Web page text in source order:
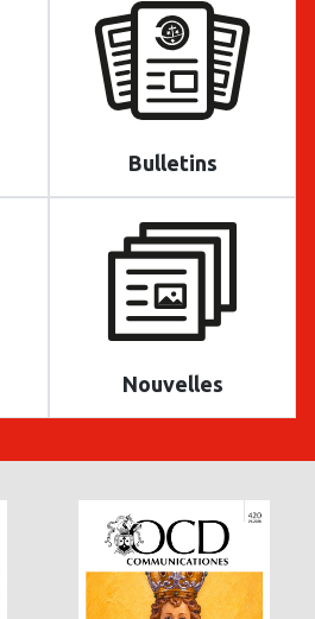
Bulletins
Nouvelles